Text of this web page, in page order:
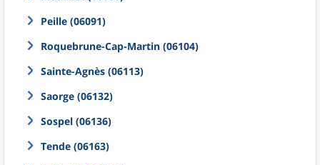
Peille (06091)
Roquebrune-Cap-Martin (06104)
Sainte-Agnès (06113)
Saorge (06132)
Sospel (06136)
Tende (06163)